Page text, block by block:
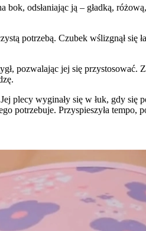
odsłaniając ją – gładką,
potrzebą. Czubek wślizgnął się
pozwalając jej się
plecy wyginały się w łuk, gdy
potrzebuje. Przyspieszyła tempo,